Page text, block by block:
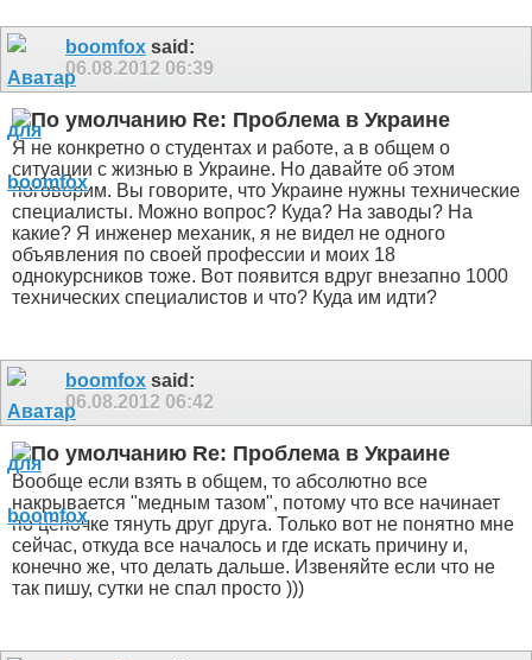
boomfox said:
06.08.2012 06:39
Re: Проблема в Украине
Я не конкретно о студентах и работе, а в общем о
ситуации с жизнью в Украине. Но давайте об этом
поговорим. Вы говорите, что Украине нужны технические
специалисты. Можно вопрос? Куда? На заводы? На
какие? Я инженер механик, я не видел не одного
объявления по своей профессии и моих 18
однокурсников тоже. Вот появится вдруг внезапно 1000
технических специалистов и что? Куда им идти?
boomfox said:
06.08.2012 06:42
Re: Проблема в Украине
Вообще если взять в общем, то абсолютно все
накрывается "медным тазом", потому что все начинает
по цепочке тянуть друг друга. Только вот не понятно мне
сейчас, откуда все началось и где искать причину и,
конечно же, что делать дальше. Извеняйте если что не
так пишу, сутки не спал просто )))